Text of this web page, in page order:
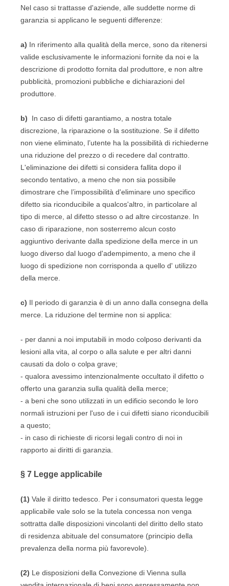
Nel caso si trattasse d'aziende, alle suddette norme di
garanzia si applicano le seguenti differenze:
a) In riferimento alla qualità della merce, sono da ritenersi
valide esclusivamente le informazioni fornite da noi e la
descrizione di prodotto fornita dal produttore, e non altre
pubblicità, promozioni pubbliche e dichiarazioni del
produttore.
b) In caso di difetti garantiamo, a nostra totale
discrezione, la riparazione o la sostituzione. Se il difetto
non viene eliminato, l’utente ha la possibilità di richiederne
una riduzione del prezzo o di recedere dal contratto.
L'eliminazione dei difetti si considera fallita dopo il
secondo tentativo, a meno che non sia possibile
dimostrare che l’impossibilità d'eliminare uno specifico
difetto sia riconducibile a qualcos'altro, in ​​particolare al
tipo di merce, al difetto stesso o ad altre circostanze. In
caso di riparazione, non sosterremo alcun costo
aggiuntivo derivante dalla spedizione della merce in un
luogo diverso dal luogo d'adempimento, a meno che il
luogo di spedizione non corrisponda a quello d' utilizzo
della merce.
c) Il periodo di garanzia è di un anno dalla consegna della
merce. La riduzione del termine non si applica:
- per danni a noi imputabili in modo colposo derivanti da
lesioni alla vita, al corpo o alla salute e per altri danni
causati da dolo o colpa grave;
- qualora avessimo intenzionalmente occultato il difetto o
offerto una garanzia sulla qualità della merce;
- a beni che sono utilizzati in un edificio secondo le loro
normali istruzioni per l'uso de i cui difetti siano riconducibili
a questo;
- in caso di richieste di ricorsi legali contro di noi in
rapporto ai diritti di garanzia.
§ 7 Legge applicabile
(1) Vale il diritto tedesco. Per i consumatori questa legge
applicabile vale solo se la tutela concessa non venga
sottratta dalle disposizioni vincolanti del diritto dello stato
di residenza abituale del consumatore (principio della
prevalenza della norma più favorevole).
(2) Le disposizioni della Convezione di Vienna sulla